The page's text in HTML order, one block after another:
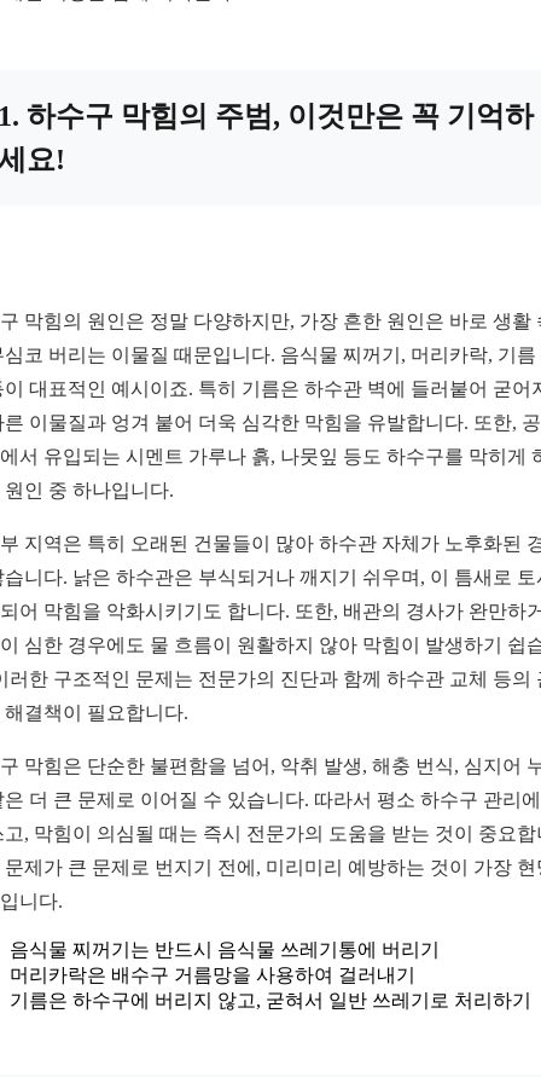
하수구 막힘의 주범, 이것만은 꼭 기억하
요!
막힘의 원인은 정말 다양하지만, 가장 흔한 원인은 바로 생활
심코 버리는 이물질 때문입니다. 음식물 찌꺼기, 머리카락, 기름
이 대표적인 예시이죠. 특히 기름은 하수관 벽에 들러붙어 굳어
른 이물질과 엉겨 붙어 더욱 심각한 막힘을 유발합니다. 또한,
서 유입되는 시멘트 가루나 흙, 나뭇잎 등도 하수구를 막히게
원인 중 하나입니다.
지역은 특히 오래된 건물들이 많아 하수관 자체가 노후화된
습니다. 낡은 하수관은 부식되거나 깨지기 쉬우며, 이 틈새로 토
어 막힘을 악화시키기도 합니다. 또한, 배관의 경사가 완만하
심한 경우에도 물 흐름이 원활하지 않아 막힘이 발생하기 쉽
러한 구조적인 문제는 전문가의 진단과 함께 하수관 교체 등의
해결책이 필요합니다.
막힘은 단순한 불편함을 넘어, 악취 발생, 해충 번식, 심지어
은 더 큰 문제로 이어질 수 있습니다. 따라서 평소 하수구 관리
고, 막힘이 의심될 때는 즉시 전문가의 도움을 받는 것이 중요합
문제가 큰 문제로 번지기 전에, 미리미리 예방하는 것이 가장 현
니다.
음식물 찌꺼기는 반드시 음식물 쓰레기통에 버리기
머리카락은 배수구 거름망을 사용하여 걸러내기
기름은 하수구에 버리지 않고, 굳혀서 일반 쓰레기로 처리하기